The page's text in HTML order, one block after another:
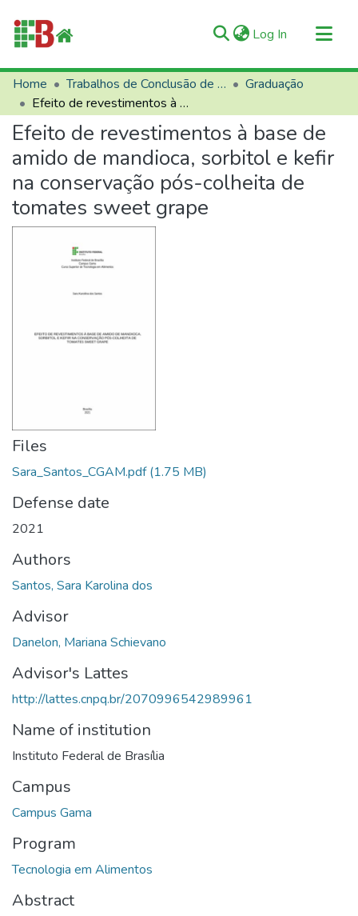
Log In (current)
Communities & Collections
All of RIIFB
Manuals and Terms
Statistics
About RIIFB
Help
Home Trabalhos de Conclusão de Curso (TCCs)
Graduação
Efeito de revestimentos à base de amido de mandioca, sorbitol e kefir na conservação pós-colheita de tomates sweet grape
Efeito de revestimentos à base de
amido de mandioca, sorbitol e kefir
na conservação pós-colheita de
tomates sweet grape
Files
Sara_Santos_CGAM.pdf(1.75 MB)
Defense date
2021
Authors
Santos, Sara Karolina dos
Advisor
Danelon, Mariana Schievano
Advisor's Lattes
http://lattes.cnpq.br/2070996542989961
Name of institution
Instituto Federal de Brasília
Campus
Campus Gama
Program
Tecnologia em Alimentos
Abstract